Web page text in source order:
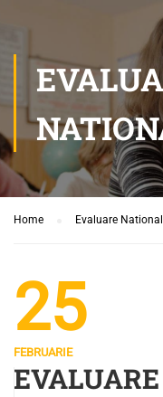
Home Evaluare
25
FEBRUARIE